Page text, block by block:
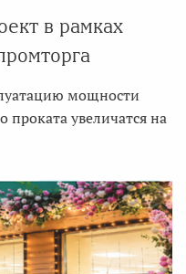
в рамках
мощности
проката увеличатся на